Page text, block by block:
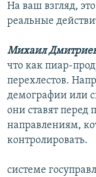
На ваш взгляд,
реальные
Михаил
что как пиар-
перехлестов.
демографии или
они ставят перед
направлениям,
контролировать.
системе